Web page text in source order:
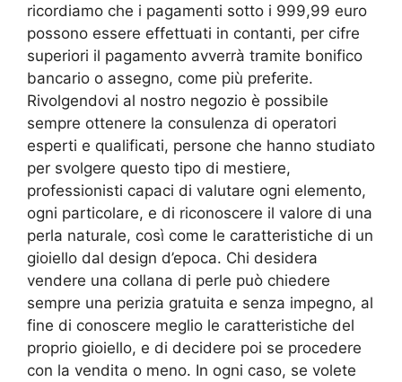
ricordiamo che i pagamenti sotto i 999,99 euro
possono essere effettuati in contanti, per cifre
superiori il pagamento avverrà tramite bonifico
bancario o assegno, come più preferite.
Rivolgendovi al nostro negozio è possibile
sempre ottenere la consulenza di operatori
esperti e qualificati, persone che hanno studiato
per svolgere questo tipo di mestiere,
professionisti capaci di valutare ogni elemento,
ogni particolare, e di riconoscere il valore di una
perla naturale, così come le caratteristiche di un
gioiello dal design d’epoca. Chi desidera
vendere una collana di perle può chiedere
sempre una perizia gratuita e senza impegno, al
fine di conoscere meglio le caratteristiche del
proprio gioiello, e di decidere poi se procedere
con la vendita o meno. In ogni caso, se volete